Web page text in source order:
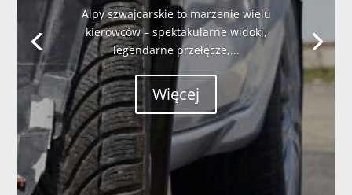
Alpy szwajcarskie to marzenie wielu
kierowców – spektakularne widoki,
legendarne przełęcze,...
Więcej